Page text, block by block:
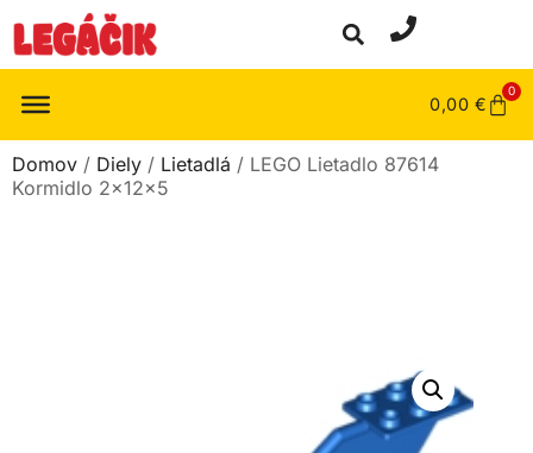
0,00 €
0
Domov / Diely / Lietadlá / LEGO Lietadlo 87614
Kormidlo 2x12x5